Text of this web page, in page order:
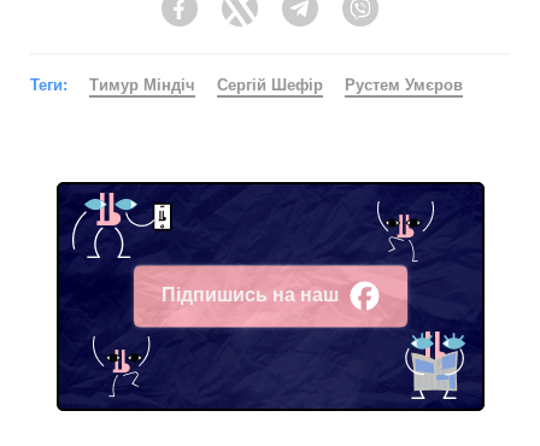
FacebookTwitter Telegram
Теги: Тимур Міндіч Сергій Шефір Рустем Умєров
Підпишись на наш
Facebook